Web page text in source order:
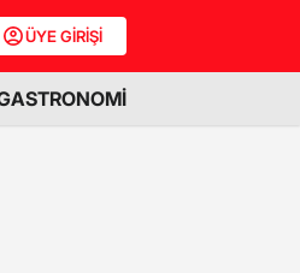
ÜYE GİRİŞİ